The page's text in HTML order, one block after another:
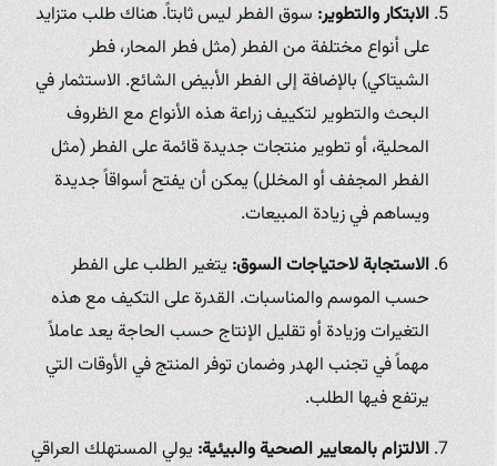
الابتكار والتطوير:سوق الفطر ليس ثابتاً. هناك طلب متزايد
على أنواع مختلفة من الفطر (مثل فطر المحار، فطر
الشيتاكي) بالإضافة إلى الفطر الأبيض الشائع. الاستثمار في
البحث والتطوير لتكييف زراعة هذه الأنواع مع الظروف
المحلية، أو تطوير منتجات جديدة قائمة على الفطر (مثل
الفطر المجفف أو المخلل) يمكن أن يفتح أسواقاً جديدة
ويساهم في زيادة المبيعات.
الاستجابة لاحتياجات السوق:يتغير الطلب على الفطر
حسب الموسم والمناسبات. القدرة على التكيف مع هذه
التغيرات وزيادة أو تقليل الإنتاج حسب الحاجة يعد عاملاً
مهماً في تجنب الهدر وضمان توفر المنتج في الأوقات التي
يرتفع فيها الطلب.
الالتزام بالمعايير الصحية والبيئية:يولي المستهلك العراقي